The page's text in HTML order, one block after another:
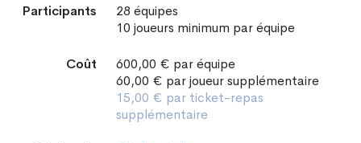
Participants 28 équipes
10 joueurs minimum par équipe
Coût 600,00 € par équipe
60,00 € par joueur supplémentaire
15,00 € par ticket-repas
supplémentaire